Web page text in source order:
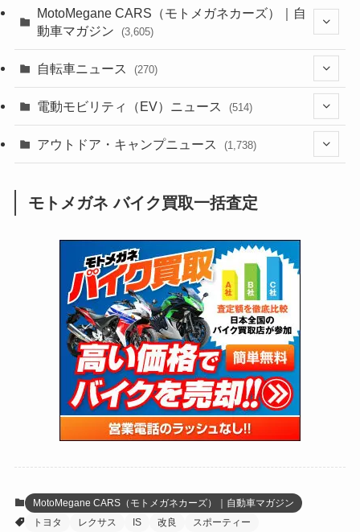
(44)
(1,242)
(638)
(118)
(60)
(31)
(51)
(34)
(5)
(12)
(63)
(109)
(252)
(38)
(24)
(16)
(25)
(24)
(47)
(15)
(5)
(249)
(64)
(16)
(62)
(4)
(6)
(17)
(5)
(27)
(306)
(6,957)
(2,473)
(249)
(1,226)
(12)
(131)
(38)
(131)
(167)
(85)
(21)
(61)
(171)
(98)
(13)
(60)
(274)
(171)
(38)
(47)
(59)
(41)
(66)
(16)
(141)
(255)
(204)
(1,141)
(166)
(23)
(33)
(34)
(35)
(41)
(415)
(16)
(352)
MotoMegane CARS（モトメガネカーズ）｜自
動車マガジン
(3,605)
(185)
(137)
(73)
(2,744)
(126)
(170)
自転車ニュース (270)
(54)
(211)
電動モビリティ（EV）ニュース (514)
(132)
(171)
(118)
(27)
アウトドア・キャンプニュース (1,738)
(1,605)
(147)
(13)
(19)
(12)
(16)
モトメガネ バイク買取一括査定
MotoMegane CARS（モトメガネカーズ）｜自動車マガジン
トヨタ
レクサス IS 改良 スポーティー